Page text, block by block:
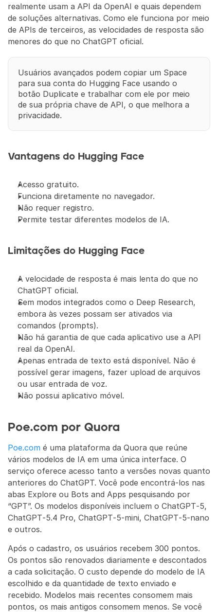
realmente usam a API da OpenAI e quais dependem
de soluções alternativas. Como ele funciona por meio
de APIs de terceiros, as velocidades de resposta são
menores do que no ChatGPT oficial.
Usuários avançados podem copiar um Space
para sua conta do Hugging Face usando o
botão Duplicate e trabalhar com ele por meio
de sua própria chave de API, o que melhora a
privacidade.
Vantagens do Hugging Face
Acesso gratuito.
Funciona diretamente no navegador.
Não requer registro.
Permite testar diferentes modelos de IA.
Limitações do Hugging Face
A velocidade de resposta é mais lenta do que no
ChatGPT oficial.
Sem modos integrados como o Deep Research,
embora às vezes possam ser ativados via
comandos (prompts).
Não há garantia de que cada aplicativo use a API
real da OpenAI.
Apenas entrada de texto está disponível. Não é
possível gerar imagens, fazer upload de arquivos
ou usar entrada de voz.
Não possui aplicativo móvel.
Poe.com por Quora
Poe.com é uma plataforma da Quora que reúne
vários modelos de IA em uma única interface. O
serviço oferece acesso tanto a versões novas quanto
anteriores do ChatGPT. Você pode encontrá-los nas
abas Explore ou Bots and Apps pesquisando por
“GPT”. Os modelos disponíveis incluem o ChatGPT‑5,
ChatGPT‑5.4 Pro, ChatGPT‑5‑mini, ChatGPT‑5‑nano
e outros.
Após o cadastro, os usuários recebem 300 pontos.
Os pontos são renovados diariamente e descontados
a cada solicitação. O custo depende do modelo de IA
escolhido e da quantidade de texto enviado e
recebido. Modelos mais recentes consomem mais
pontos, os mais antigos consomem menos. Se você